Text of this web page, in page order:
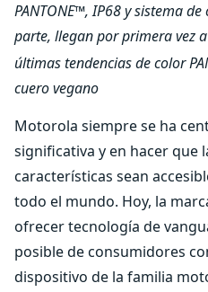
PANTONE™, IP68 y sistema
parte, llegan por primera vez
últimas tendencias de color
cuero vegano
Motorola siempre se ha
significativa y en hacer que
características sean
todo el mundo. Hoy, la
ofrecer tecnología de
posible de consumidores
dispositivo de la familia